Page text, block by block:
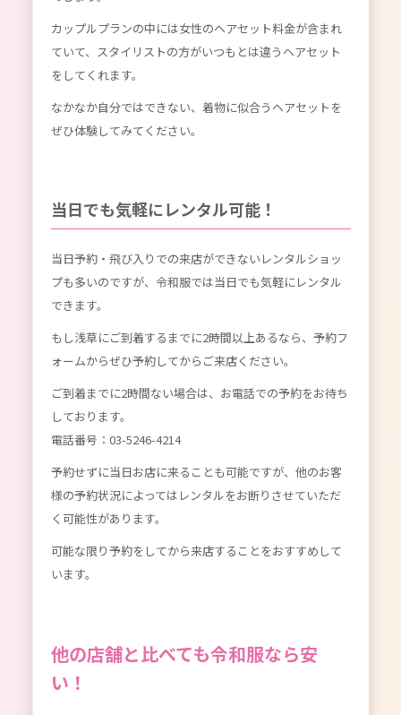
カップルプランの中には女性のヘアセット料金が含まれ
ていて、スタイリストの方がいつもとは違うヘアセット
をしてくれます。
なかなか自分ではできない、着物に似合うヘアセットを
ぜひ体験してみてください。
当日でも気軽にレンタル可能！
当日予約・飛び入りでの来店ができないレンタルショッ
プも多いのですが、令和服では当日でも気軽にレンタル
できます。
もし浅草にご到着するまでに2時間以上あるなら、予約フ
ォームからぜひ予約してからご来店ください。
ご到着までに2時間ない場合は、お電話での予約をお待ち
しております。
電話番号：03-5246-4214
予約せずに当日お店に来ることも可能ですが、他のお客
様の予約状況によってはレンタルをお断りさせていただ
く可能性があります。
可能な限り予約をしてから来店することをおすすめして
います。
他の店舗と比べても令和服なら安
い！